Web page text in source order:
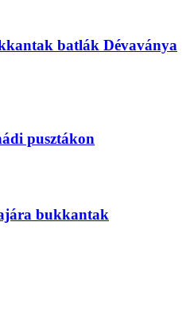
batlák Dévaványa
pusztákon
bukkantak